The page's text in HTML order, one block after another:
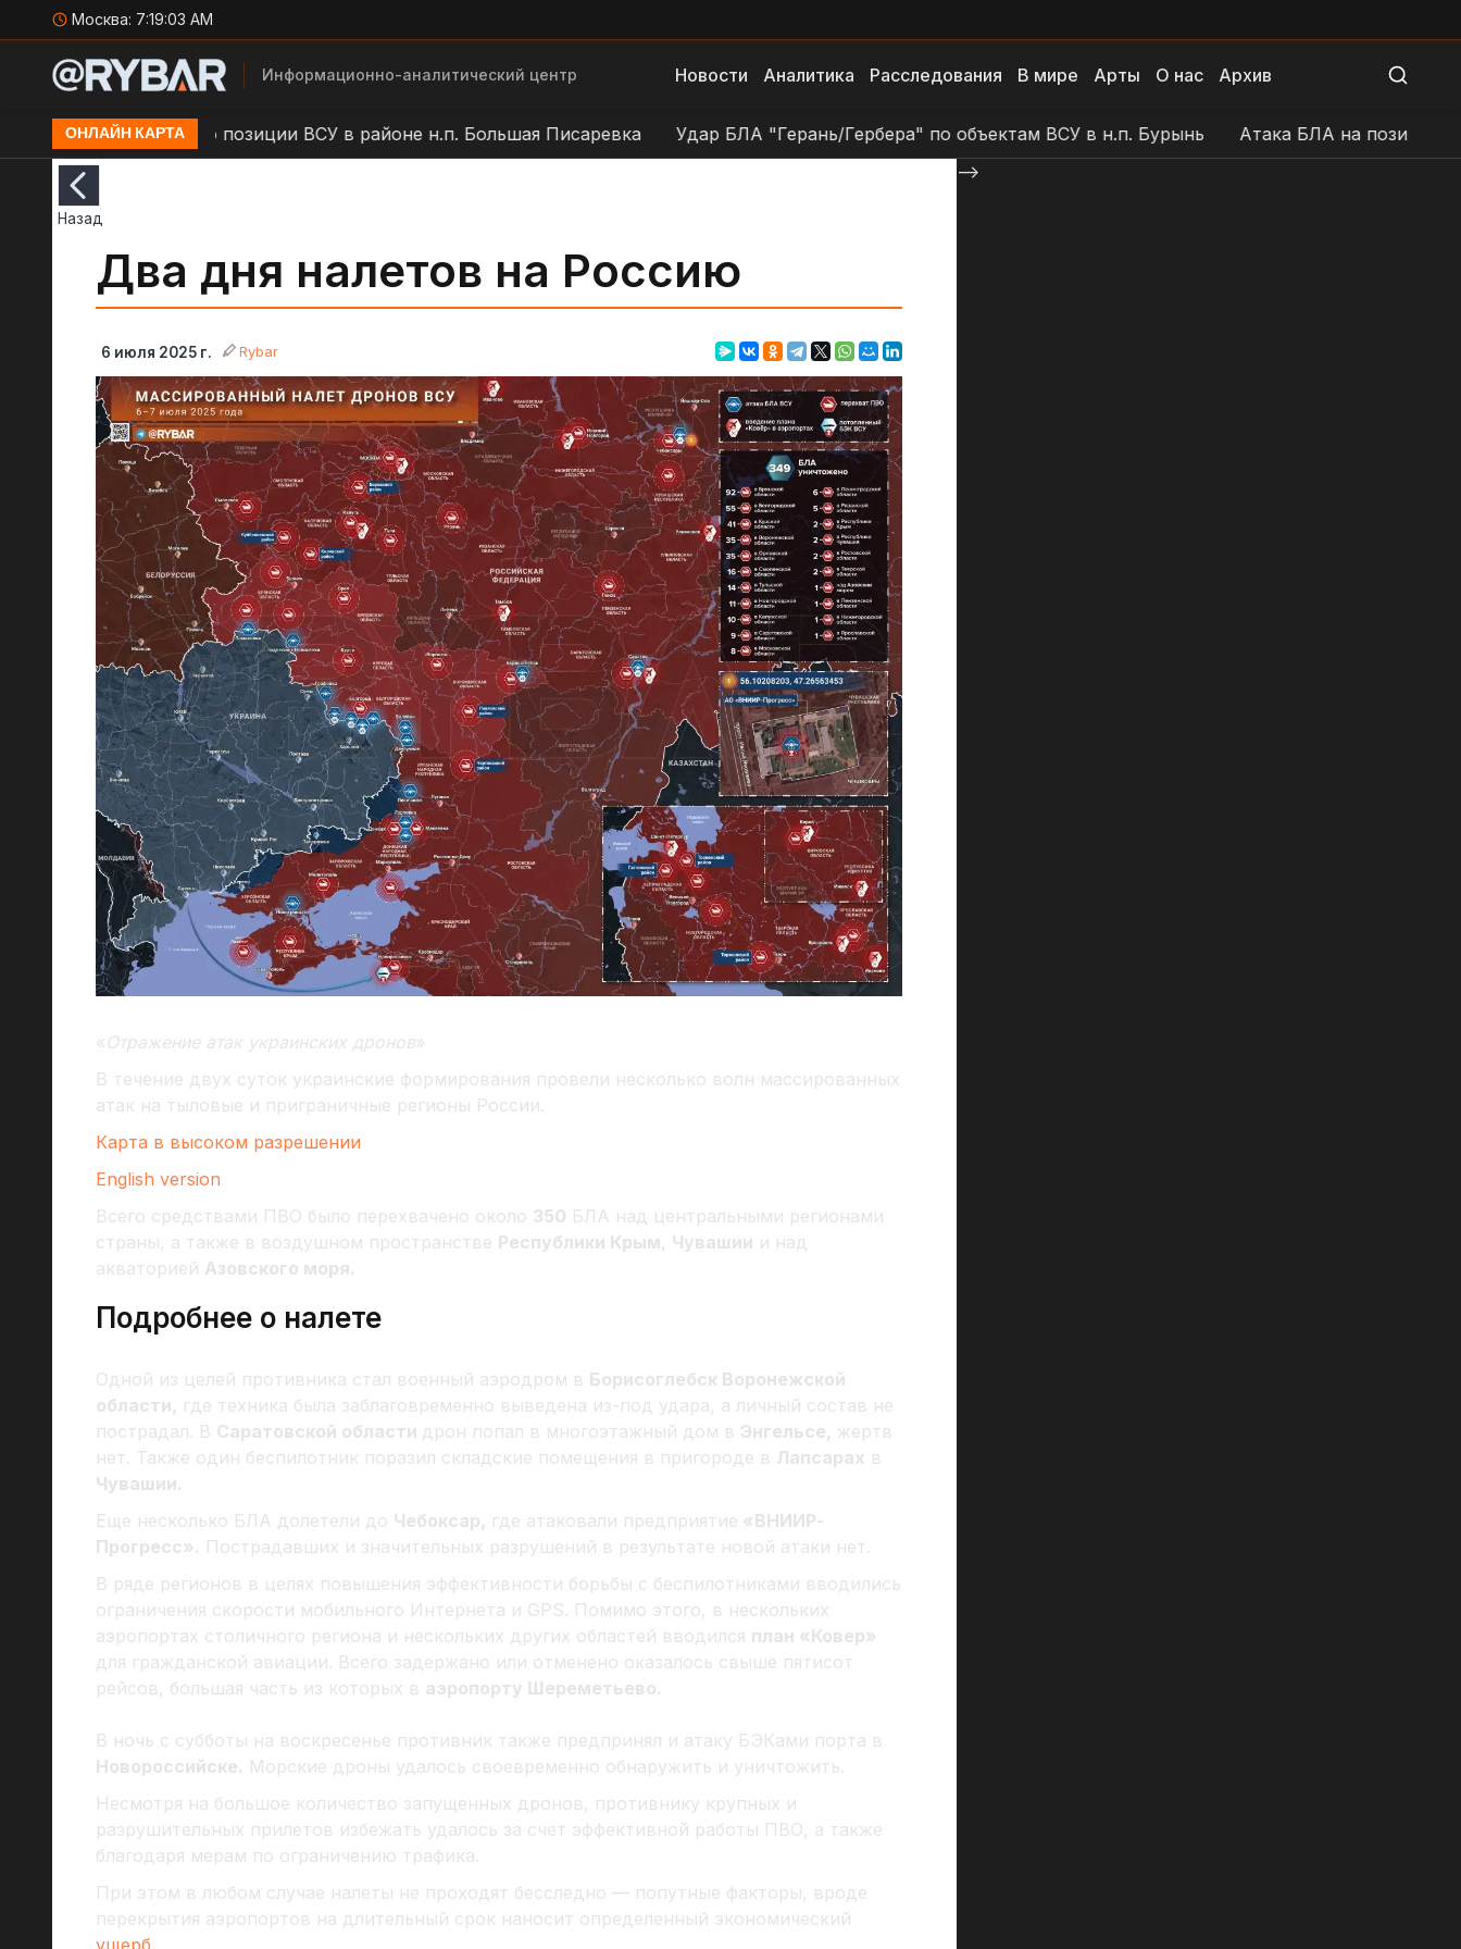
Москва: 7:19:04 AM
Информационно-аналитический центр Новости Аналитика Расследования В мире Арты О нас Архив
ОНЛАЙН КАРТА
Удар БЛА по позиции ВСУ в районе н.п. Большая Писаревка Удар БЛА "Герань/Гербера" по объектам ВСУ в н.п. Бурынь Атака БЛА на позиции ВСУ в
Назад
Два дня налетов на Россию
6 июля 2025 г. Rybar
« Отражение атак украинских дронов»
В течение двух суток украинские формирования провели несколько волн массированных
атак на тыловые и приграничные регионы России.
Карта в высоком разрешении
English version
Всего средствами ПВО было перехвачено около 350 БЛА над центральными регионами
страны, а также в воздушном пространстве Республики Крым, Чувашии и над
акваторией Азовского моря.
Подробнее о налете
Одной из целей противника стал военный аэродром в Борисоглебск Воронежской
области, где техника была заблаговременно выведена из-под удара, а личный состав не
пострадал. В Саратовской области дрон попал в многоэтажный дом в Энгельсе, жертв
нет. Также один беспилотник поразил складские помещения в пригороде в Лапсарах в
Чувашии.
Еще несколько БЛА долетели до Чебоксар, где атаковали предприятие «ВНИИР-
Прогресс». Пострадавших и значительных разрушений в результате новой атаки нет.
В ряде регионов в целях повышения эффективности борьбы с беспилотниками вводились
ограничения скорости мобильного Интернета и GPS. Помимо этого, в нескольких
аэропортах столичного региона и нескольких других областей вводился план «Ковер»
для гражданской авиации. Всего задержано или отменено оказалось свыше пятисот
рейсов, большая часть из которых в аэропорту Шереметьево.
В ночь с субботы на воскресенье противник также предпринял и атаку БЭКами порта в
Новороссийске. Морские дроны удалось своевременно обнаружить и уничтожить.
Несмотря на большое количество запущенных дронов, противнику крупных и
разрушительных прилетов избежать удалось за счет эффективной работы ПВО, а также
благодаря мерам по ограничению трафика.
При этом в любом случае налеты не проходят бесследно — попутные факторы, вроде
перекрытия аэропортов на длительный срок наносит определенный экономический
-->